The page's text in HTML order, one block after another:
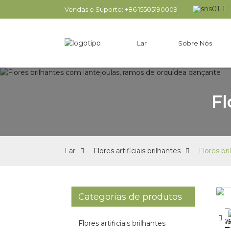
Vendas e Suporte: +86 15505190009
Lar Sobre Nós
Lar Flores artificiais brilhantes Flores
Categorias de produtos
Flores artificiais brilhantes
Loading...
Loading...